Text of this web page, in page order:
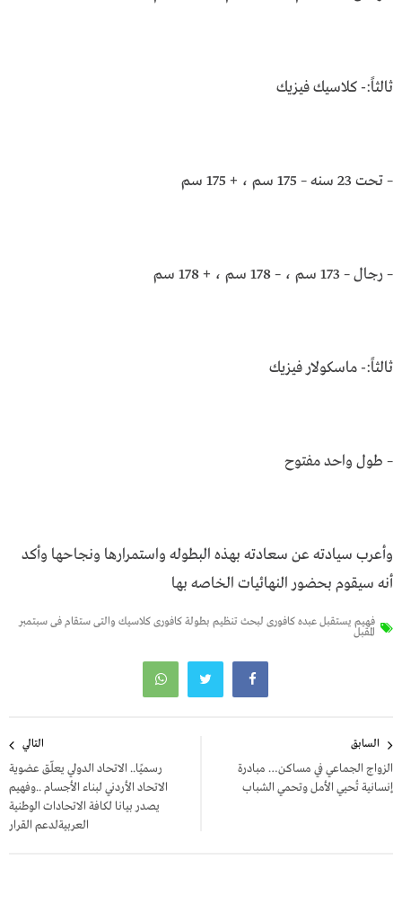
ثالثاً:- كلاسيك فيزيك
– تحت 23 سنه – 175 سم ، + 175 سم
– رجال – 173 سم ، – 178 سم ، + 178 سم
ثالثاً:- ماسكولار فيزيك
– طول واحد مفتوح
وأعرب سيادته عن سعادته بهذه البطوله واستمرارها ونجاحها وأكد
أنه سيقوم بحضور النهائيات الخاصه بها
فهيم يستقبل عبده كافورى لبحث تنظيم بطولة كافورى كلاسيك والتى ستقام فى سبتمبر
المقبل
المقالات
السابق
الزواج الجماعي في مساكن… مبادرة
إنسانية تُحيي الأمل وتحمي الشباب
التالي
رسميًا.. الاتحاد الدولي يعلّق عضوية
الاتحاد الأردني لبناء الأجسام ..وفهيم
يصدر بيانا لكافة الاتحادات الوطنية
العربيةلدعم القرار